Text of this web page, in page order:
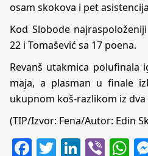
osam skokova i pet
Kod Slobode
22 i Tomašević sa 17 poena.
Revanš utakmica polufinala
maja, a plasman u finale
ukupnom koš-razlikom iz dva
(TIP/Izvor: Fena/Autor: Edin
Facebook
Twitter